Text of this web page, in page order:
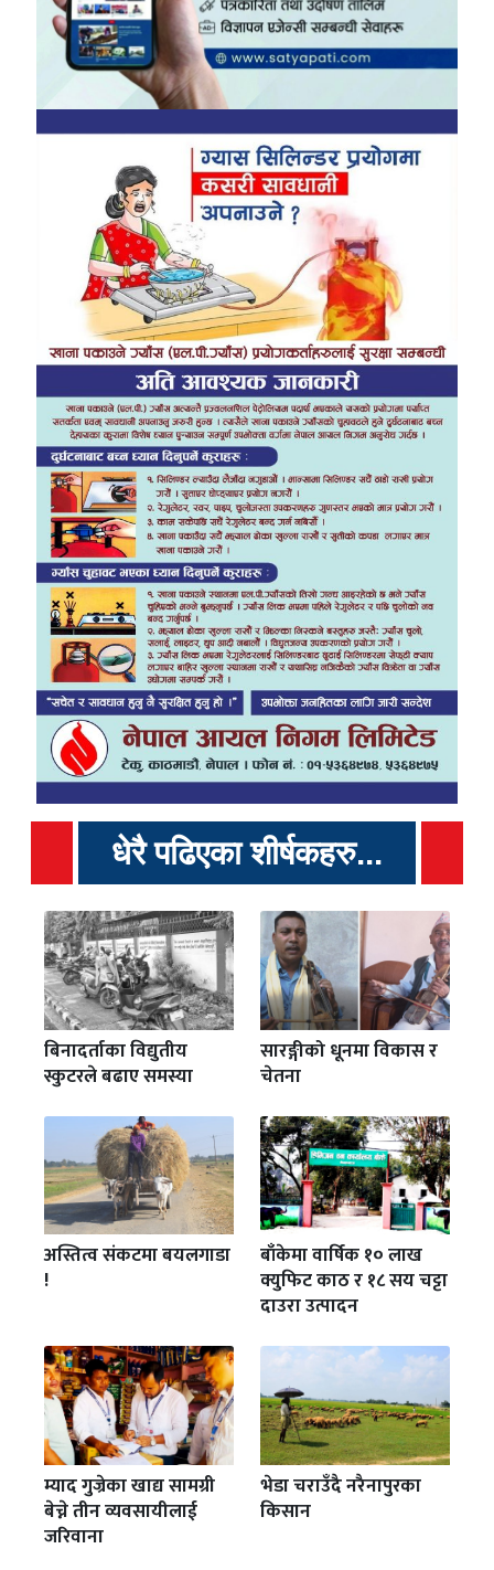
धेरै पढिएका शीर्षकहरु...
बिनादर्ताका विद्युतीय
स्कुटरले बढाए समस्या
सारङ्गीको धूनमा विकास र
चेतना
अस्तित्व संकटमा बयलगाडा
!
बाँकेमा वार्षिक १० लाख
क्युफिट काठ र १८ सय चट्टा
दाउरा उत्पादन
म्याद गुज्रेका खाद्य सामग्री
बेच्ने तीन व्यवसायीलाई
जरिवाना
भेडा चराउँदै नरैनापुरका
किसान